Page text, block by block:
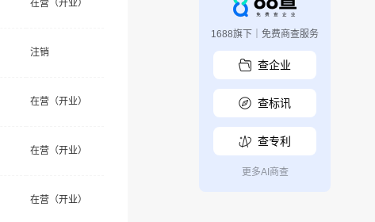
在营（开业）
注销
在营（开业）
在营（开业）
在营（开业）
1688旗下｜免费商查服务
查企业
查标讯
查专利
更多AI商查